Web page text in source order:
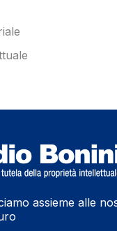
assieme alle